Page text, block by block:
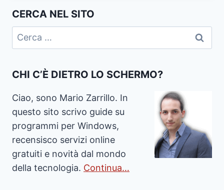
CERCA NEL SITO
Ricerca
per:
CHI C’È DIETRO LO SCHERMO?
Ciao, sono Mario Zarrillo. In
questo sito scrivo guide su
programmi per Windows,
recensisco servizi online
gratuiti e novità dal mondo
della tecnologia. Continua…